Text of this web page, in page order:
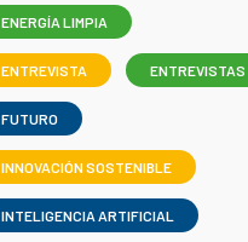
ENERGÍA LIMPIA
ENTREVISTA ENTREVISTAS
FUTURO
INNOVACIÓN SOSTENIBLE
INTELIGENCIA ARTIFICIAL